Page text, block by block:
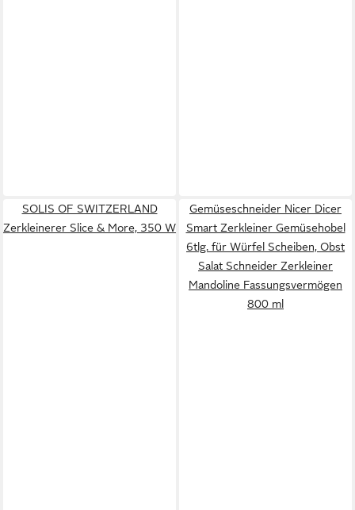
SOLIS OF SWITZERLAND
Zerkleinerer Slice & More, 350 W
Gemüseschneider Nicer Dicer
Smart Zerkleiner Gemüsehobel
6tlg. für Würfel Scheiben, Obst
Salat Schneider Zerkleiner
Mandoline Fassungsvermögen
800 ml